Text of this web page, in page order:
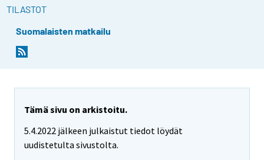
TILASTOT
Suomalaisten matkailu
Tämä sivu on arkistoitu.
5.4.2022 jälkeen julkaistut tiedot löydät
uudistetulta sivustolta.